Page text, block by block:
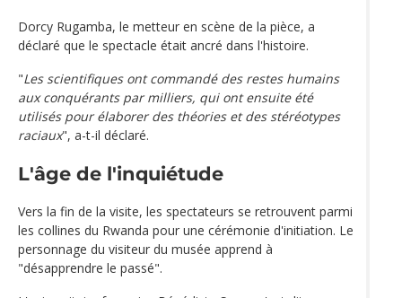
Dorcy Rugamba, le metteur en scène de la pièce, a
déclaré que le spectacle était ancré dans l'histoire.
"Les scientifiques ont commandé des restes humains
aux conquérants par milliers, qui ont ensuite été
utilisés pour élaborer des théories et des stéréotypes
raciaux", a-t-il déclaré.
L'âge de l'inquiétude
Vers la fin de la visite, les spectateurs se retrouvent parmi
les collines du Rwanda pour une cérémonie d'initiation. Le
personnage du visiteur du musée apprend à
"désapprendre le passé".